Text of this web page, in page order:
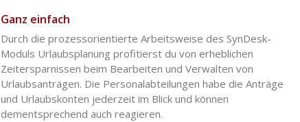
Ganz einfach
Durch die prozessorientierte Arbeitsweise des SynDesk-
Moduls Urlaubsplanung profitierst du von erheblichen
Zeitersparnissen beim Bearbeiten und Verwalten von
Urlaubsanträgen. Die Personalabteilungen habe die Anträge
und Urlaubskonten jederzeit im Blick und können
dementsprechend auch reagieren.